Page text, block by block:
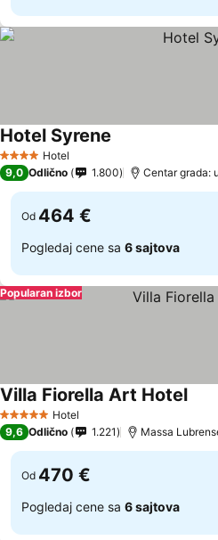
4 ZvezdiceHotel
Hotel Syrene
9,0 Odlično 1.800 Centar grada:
Od 464 €
Pogledaj cene sa 6 sajtova
Popularan izbor
5 ZvezdiceHotel
Villa Fiorella Art Hotel
9,6 Odlično 1.221 Massa
Od 470 €
Pogledaj cene sa 6 sajtova